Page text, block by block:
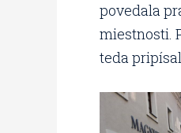
povedala
miestnosti.
teda